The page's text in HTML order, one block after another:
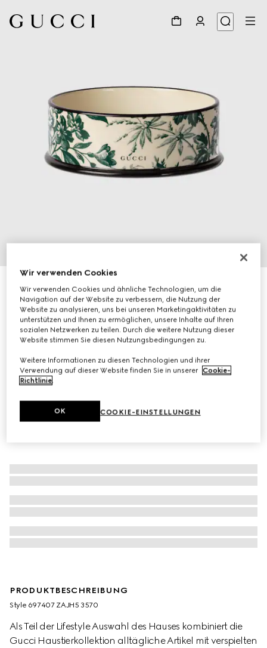
Großer Napf mit Herbarium-Print
CHF 550
Variantengrünes und elfenbeinfarbenes Porzellan
PRODUKTBESCHREIBUNG
Style ‎697407 ZAJH5 3570
Als Teil der Lifestyle Auswahl des Hauses kombiniert die
Gucci Haustierkollektion alltägliche Artikel mit verspielten
Wir verwenden Cookies
Wir verwenden Cookies und ähnliche Technologien, um die
Navigation auf der Website zu verbessern, die Nutzung der
Website zu analysieren, uns bei unseren Marketingaktivitäten zu
unterstützen und Ihnen zu ermöglichen, unsere Inhalte auf Ihren
sozialen Netzwerken zu teilen. Durch die weitere Nutzung dieser
Website stimmen Sie diesen Nutzungsbedingungen zu.
Weitere Informationen zu diesen Technologien und ihrer
Verwendung auf dieser Website finden Sie in unserer Cookie-
Richtlinie.
COOKIE-EINSTELLUNGEN
OK